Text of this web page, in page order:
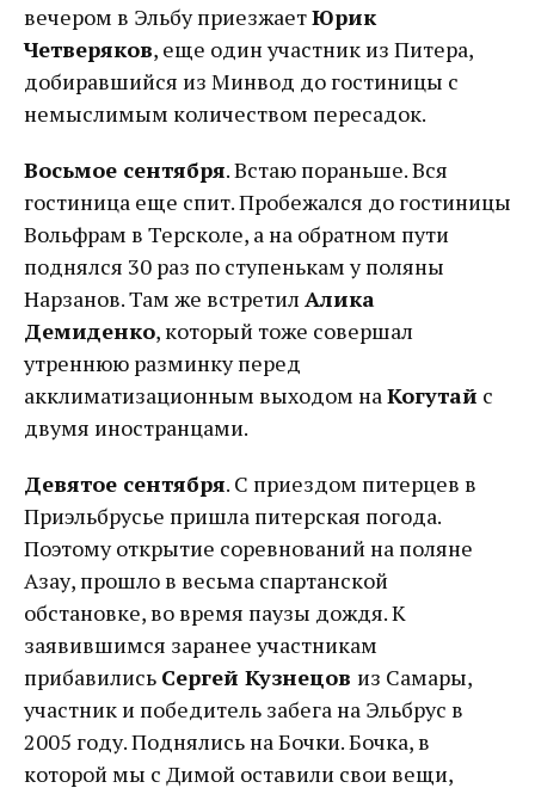
вечером в Эльбу приезжаетЮрик
Четверяков, еще один участник из Питера,
добиравшийся из Минвод до гостиницы с
немыслимым количеством пересадок.
Восьмое сентября. Встаю пораньше. Вся
гостиница еще спит. Пробежался до гостиницы
Вольфрам в Терсколе, а на обратном пути
поднялся 30 раз по ступенькам у поляны
Нарзанов. Там же встретил Алика
Демиденко, который тоже совершал
утреннюю разминку перед
акклиматизационным выходом наКогутай с
двумя иностранцами.
Девятое сентября. С приездом питерцев в
Приэльбрусье пришла питерская погода.
Поэтому открытие соревнований на поляне
Азау, прошло в весьма спартанской
обстановке, во время паузы дождя. К
заявившимся заранее участникам
прибавились Сергей Кузнецов из Самары,
участник и победитель забега на Эльбрус в
2005 году. Поднялись на Бочки. Бочка, в
которой мы с Димой оставили свои вещи,